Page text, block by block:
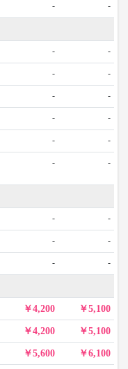
- -
- -
- -
- -
- -
- -
- -
- -
- -
- -
4,200 5,100
4,200 5,100
5,600 6,100